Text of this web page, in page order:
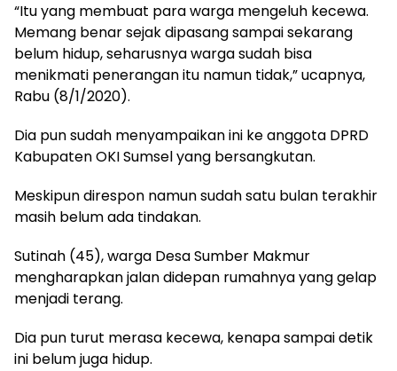
“Itu yang membuat para warga mengeluh kecewa.
Memang benar sejak dipasang sampai sekarang
belum hidup, seharusnya warga sudah bisa
menikmati penerangan itu namun tidak,” ucapnya,
Rabu (8/1/2020).
Dia pun sudah menyampaikan ini ke anggota DPRD
Kabupaten OKI Sumsel yang bersangkutan.
Meskipun direspon namun sudah satu bulan terakhir
masih belum ada tindakan.
Sutinah (45), warga Desa Sumber Makmur
mengharapkan jalan didepan rumahnya yang gelap
menjadi terang.
Dia pun turut merasa kecewa, kenapa sampai detik
ini belum juga hidup.